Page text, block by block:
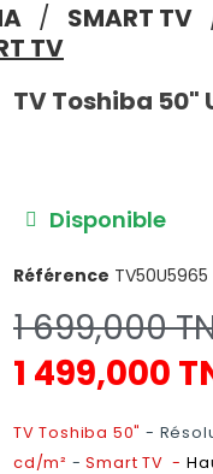
SMART TV
TV
TV Toshiba 50"
Disponible
Référence TV50U5965
1 699,000
1 499,000
TV Toshiba 50" -
cd/m² -Smart TV -